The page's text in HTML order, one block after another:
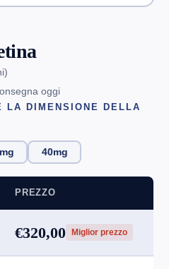
)
oggi
LA DIMENSIONE DELLA
40mg
PREZZO
€320,00 Miglior prezzo